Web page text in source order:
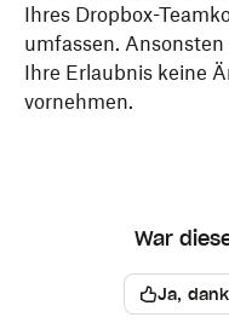
Ihres Dropbox-
umfassen.
Ihre Erlaubnis keine
vornehmen.
War
Ja,